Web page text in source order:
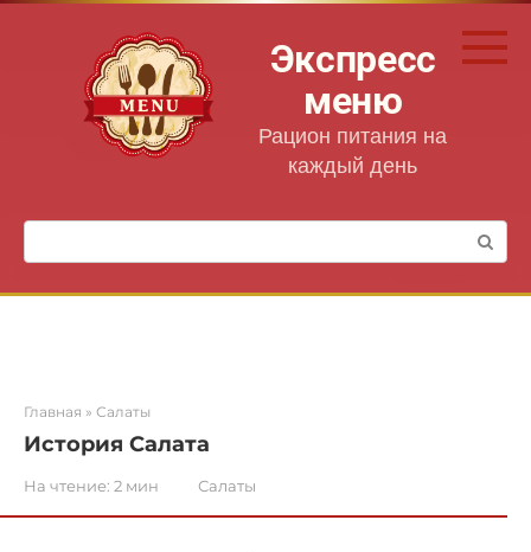
Перейти
Экспресс
меню
Рацион питания на
каждый день
Поиск:
Главная » Салаты
История Салата
На чтение: 2 мин Салаты